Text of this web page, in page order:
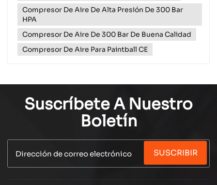
Compresor De Aire De Alta Presión De 300 Bar
HPA
Compresor De Aire De 300 Bar De Buena Calidad
Compresor De Aire Para Paintball CE
Suscríbete A Nuestro
Boletín
SUSCRIBIR